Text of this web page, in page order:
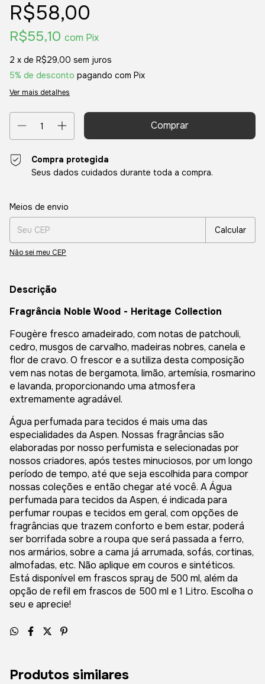
R$58,00
R$55,10 com Pix
2 x de R$29,00 sem juros
5% de desconto pagando com Pix
Ver mais detalhes
Compra protegida
Seus dados cuidados durante toda a compra.
Entregas para o CEP:
Meios de envio
Calcular
Não sei meu CEP
Descrição
Fragrância Noble Wood - Heritage Collection
Fougère fresco amadeirado, com notas de patchouli,
cedro, musgos de carvalho, madeiras nobres, canela e
flor de cravo. O frescor e a sutiliza desta composição
vem nas notas de bergamota, limão, artemísia, rosmarino
e lavanda, proporcionando uma atmosfera
extremamente agradável.
Água perfumada para tecidos é mais uma das
especialidades da Aspen. Nossas fragrâncias são
elaboradas por nosso perfumista e selecionadas por
nossos criadores, após testes minuciosos, por um longo
período de tempo, até que seja escolhida para compor
nossas coleções e então chegar até você. A Água
perfumada para tecidos da Aspen, é indicada para
perfumar roupas e tecidos em geral, com opções de
fragrâncias que trazem conforto e bem estar, poderá
ser borrifada sobre a roupa que será passada a ferro,
nos armários, sobre a cama já arrumada, sofás, cortinas,
almofadas, etc. Não aplique em couros e sintéticos.
Está disponível em frascos spray de 500 ml, além da
opção de refil em frascos de 500 ml e 1 Litro. Escolha o
seu e aprecie!
Produtos similares